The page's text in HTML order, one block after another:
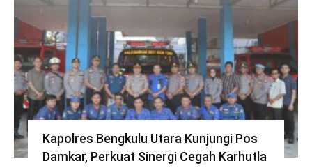
Kapolres Bengkulu Utara Kunjungi Pos
Damkar, Perkuat Sinergi Cegah Karhutla